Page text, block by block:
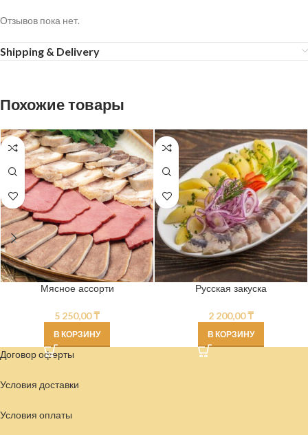
Отзывов пока нет.
Shipping & Delivery
Похожие товары
Мясное ассорти
5 250,00₸
В КОРЗИНУ
Русская закуска
2 200,00₸
В КОРЗИНУ
Договор оферты
Условия доставки
Условия оплаты